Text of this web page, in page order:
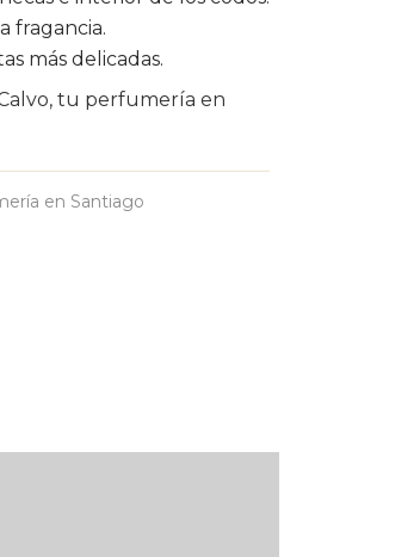
fragancia.
más delicadas.
tu perfumería en
en Santiago